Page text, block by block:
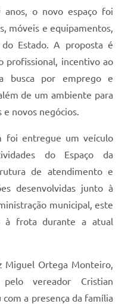
o novo espaço foi
móveis e equipamentos,
Estado. A proposta é
profissional, incentivo ao
busca por emprego e
de um ambiente para
novos negócios.
foi entregue um veículo
do Espaço da
de atendimento e
desenvolvidas junto à
municipal, este
à frota durante a atual
Miguel Ortega Monteiro,
vereador Cristian
a presença da família